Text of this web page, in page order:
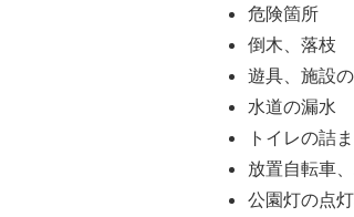
危険箇所
倒木、落枝
遊具、施設
水道の漏水
トイレの詰
放置自転車
公園灯の点